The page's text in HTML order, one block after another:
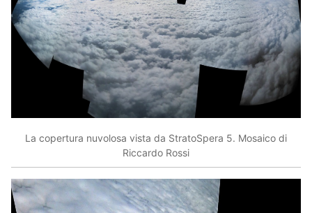
La copertura nuvolosa vista da StratoSpera 5. Mosaico di
Riccardo Rossi